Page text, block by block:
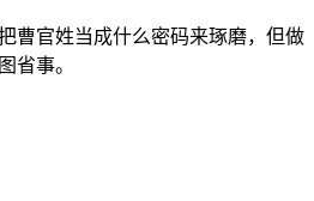
曹官姓当成什么密码来琢磨，但做
省事。